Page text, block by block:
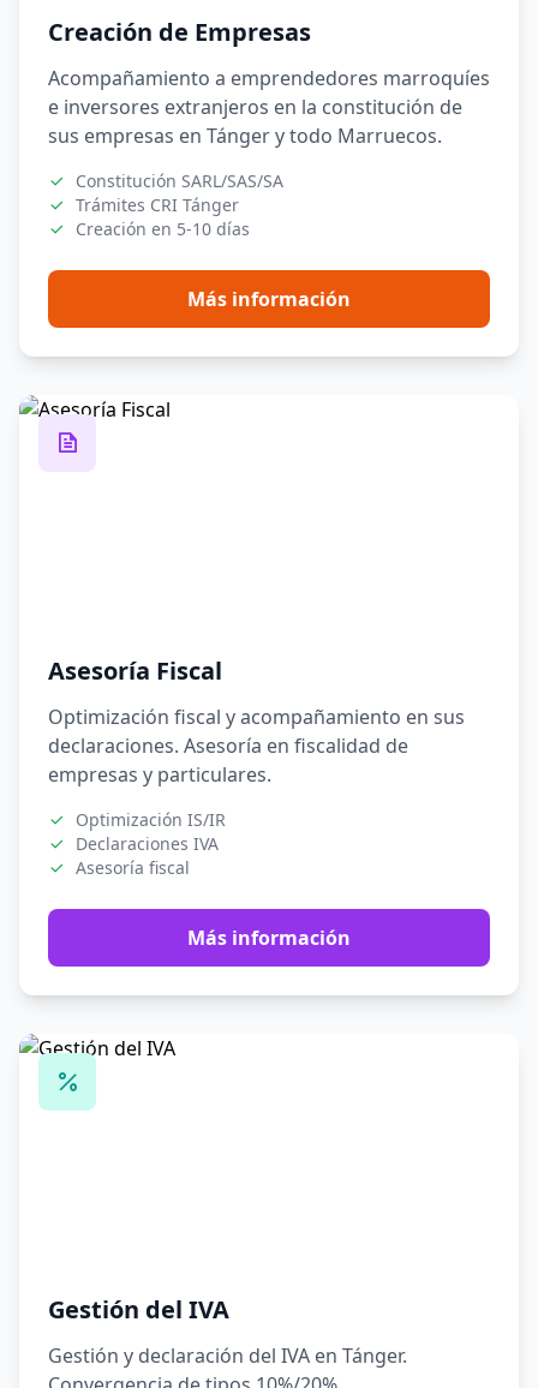
Creación de Empresas
Acompañamiento a emprendedores marroquíes
e inversores extranjeros en la constitución de
sus empresas en Tánger y todo Marruecos.
Constitución SARL/SAS/SA
Trámites CRI Tánger
Creación en 5-10 días
Más información
Asesoría Fiscal
Optimización fiscal y acompañamiento en sus
declaraciones. Asesoría en fiscalidad de
empresas y particulares.
Optimización IS/IR
Declaraciones IVA
Asesoría fiscal
Más información
Gestión del IVA
Gestión y declaración del IVA en Tánger.